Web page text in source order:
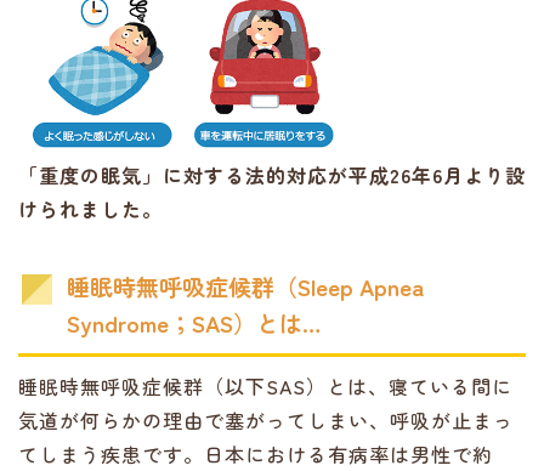
「重度の眠気」に対する法的対応が平成26年6月より設
けられました。
睡眠時無呼吸症候群（Sleep Apnea
Syndrome；SAS）とは…
睡眠時無呼吸症候群（以下SAS）とは、寝ている間に
気道が何らかの理由で塞がってしまい、呼吸が止まっ
てしまう疾患です。日本における有病率は男性で約